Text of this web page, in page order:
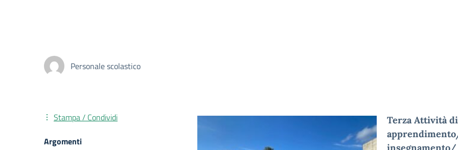
Personale scolastico
Terza Attività di
Stampa / Condividi
Argomenti